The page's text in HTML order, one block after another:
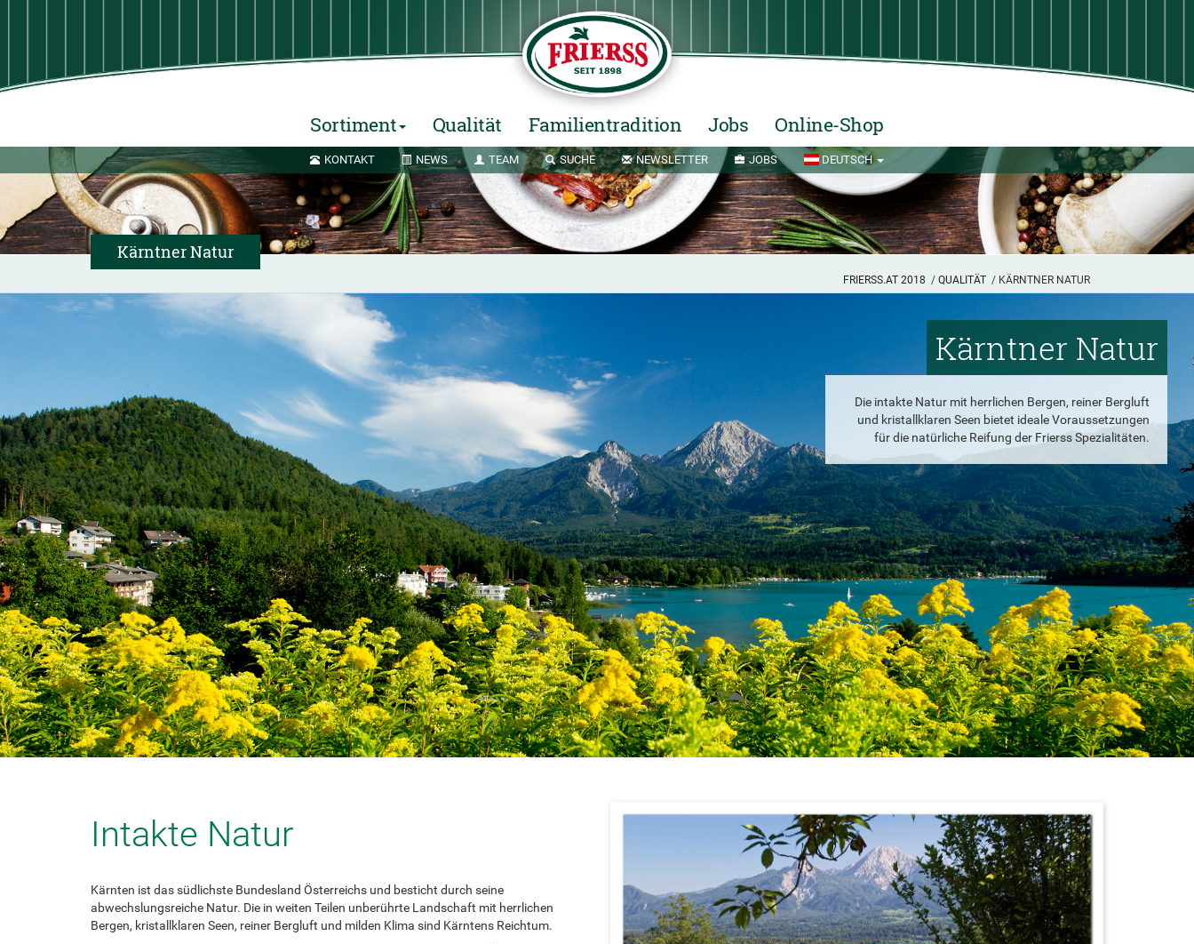
Sortiment Qualität Familientradition Jobs Online-Shop
KONTAKT NEWS TEAM SUCHE NEWSLETTER JOBS DEUTSCH
Kärntner Natur
FRIERSS.AT 2018 / QUALITÄT / KÄRNTNER NATUR
Kärntner Natur
Die intakte Natur mit herrlichen Bergen, reiner Bergluft
und kristallklaren Seen bietet ideale Voraussetzungen
für die natürliche Reifung der Frierss Spezialitäten.
Intakte Natur
Kärnten ist das südlichste Bundesland Österreichs und besticht durch seine
abwechslungsreiche Natur. Die in weiten Teilen unberührte Landschaft mit herrlichen
Bergen, kristallklaren Seen, reiner Bergluft und milden Klima sind Kärntens Reichtum.